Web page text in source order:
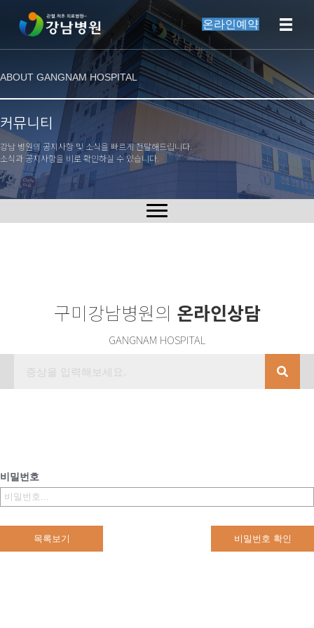
온라인예약
ABOUT GANGNAM HOSPITAL
커뮤니티
강남 병원의 공지사항 및 소식을 빠르게 전달해드립니다.
소식과 공지사항을 비로 확인하실 수 있습니다.
구미강남병원의 온라인상담
GANGNAM HOSPITAL
비밀번호
목록보기 비밀번호 확인